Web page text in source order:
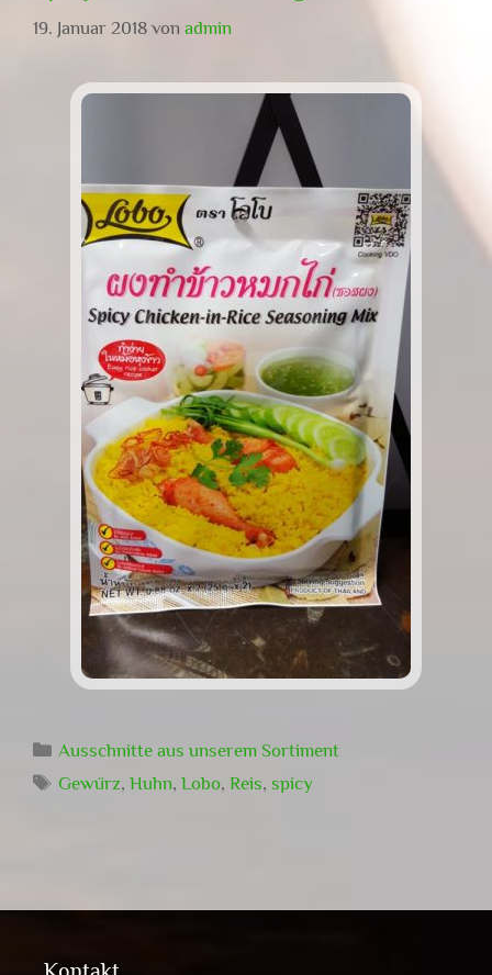
19. Januar 2018 von admin
Kategorien
Ausschnitte aus unserem Sortiment
Schlagwörter
Gewürz,Huhn,Lobo,Reis, spicy